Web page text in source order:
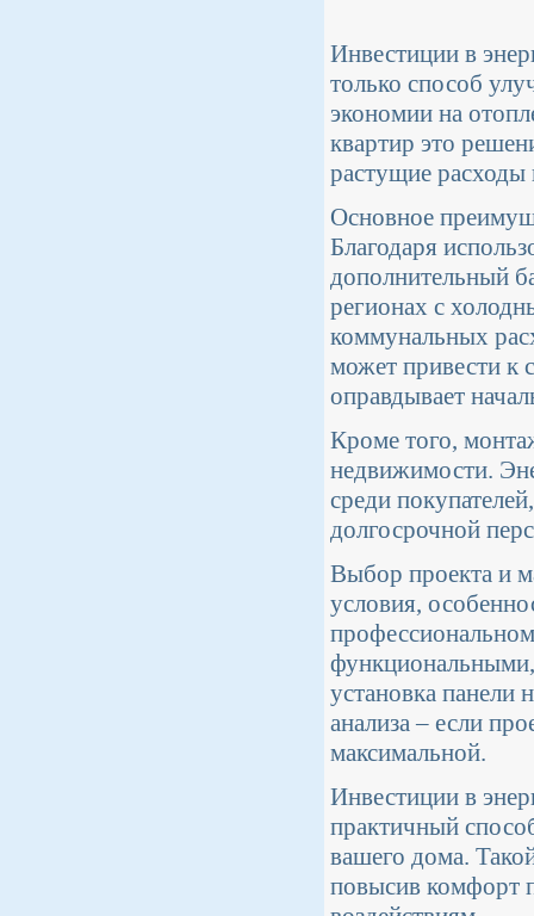
Инвестиции в
только способ
экономии на
квартир это
растущие расходы
Основное
Благодаря
дополнительный
регионах с
коммунальных
может привести к
оправдывает
Кроме того,
недвижимости.
среди
долгосрочной
Выбор проекта и
условия,
функциональными,
установка панели
анализа – если
максимальной.
Инвестиции в
практичный
вашего дома.
повысив комфорт